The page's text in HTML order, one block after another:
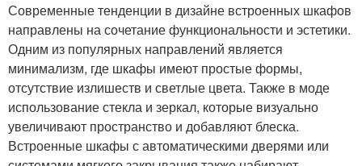
Современные тенденции в дизайне встроенных шкафов
направлены на сочетание функциональности и эстетики.
Одним из популярных направлений является
минимализм, где шкафы имеют простые формы,
отсутствие излишеств и светлые цвета. Также в моде
использование стекла и зеркал, которые визуально
увеличивают пространство и добавляют блеска.
Встроенные шкафы с автоматическими дверями или